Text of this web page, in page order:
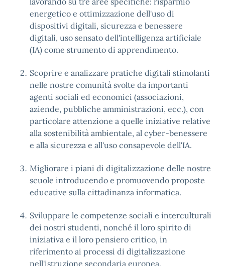
energetico e ottimizzazione dell'uso di
dispositivi digitali, sicurezza e benessere
digitali, uso sensato dell'intelligenza artificiale
(IA) come strumento di apprendimento.
Scoprire e analizzare pratiche digitali stimolanti
nelle nostre comunità svolte da importanti
agenti sociali ed economici (associazioni,
aziende, pubbliche amministrazioni, ecc.), con
particolare attenzione a quelle iniziative relative
alla sostenibilità ambientale, al cyber-benessere
e alla sicurezza e all'uso consapevole dell'IA.
Migliorare i piani di digitalizzazione delle nostre
scuole introducendo e promuovendo proposte
educative sulla cittadinanza informatica.
Sviluppare le competenze sociali e interculturali
dei nostri studenti, nonché il loro spirito di
iniziativa e il loro pensiero critico, in
riferimento ai processi di digitalizzazione
nell'istruzione secondaria europea,